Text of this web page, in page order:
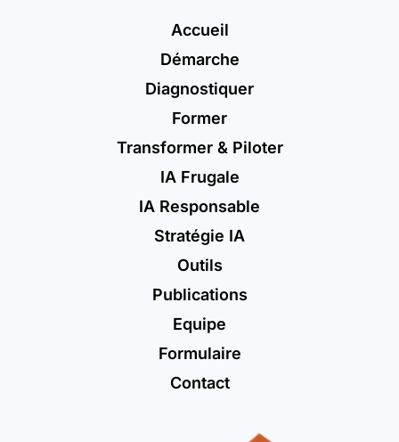
Accueil
Démarche
Diagnostiquer
Former
Transformer & Piloter
IA Frugale
IA Responsable
Stratégie IA
Outils
Publications
Equipe
Formulaire
Contact